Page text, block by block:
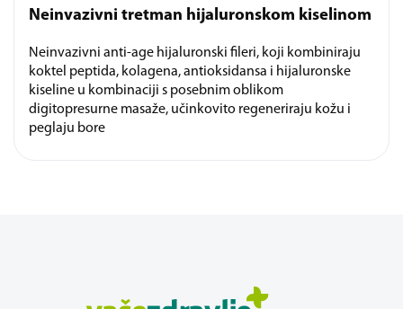
Neinvazivni tretman hijaluronskom kiselinom
Neinvazivni anti-age hijaluronski fileri, koji kombiniraju
koktel peptida, kolagena, antioksidansa i hijaluronske
kiseline u kombinaciji s posebnim oblikom
digitopresurne masaže, učinkovito regeneriraju kožu i
peglaju bore